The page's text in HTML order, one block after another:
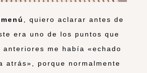
menú
, quiero aclarar antes de
era uno de los puntos que
anteriores me había «echado
atrás», porque normalmente